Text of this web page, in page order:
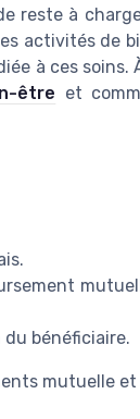
reste à
activités de
à ces soins.
être et
bénéficiaire.
mutuelle et